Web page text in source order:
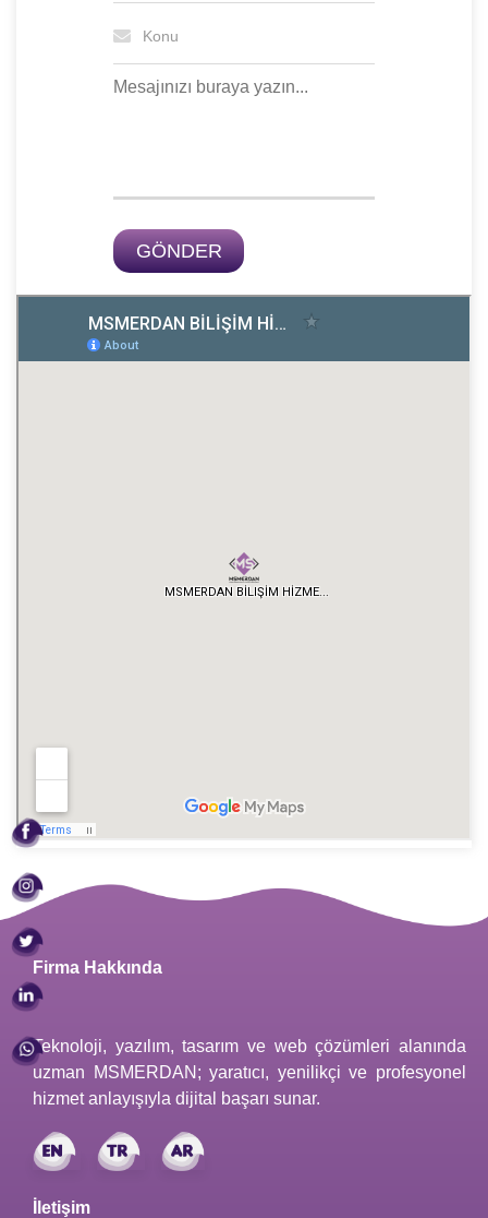
Konu
GÖNDER
Firma Hakkında
Teknoloji, yazılım, tasarım ve web çözümleri alanında
uzman MSMERDAN; yaratıcı, yenilikçi ve profesyonel
hizmet anlayışıyla dijital başarı sunar.
İletişim